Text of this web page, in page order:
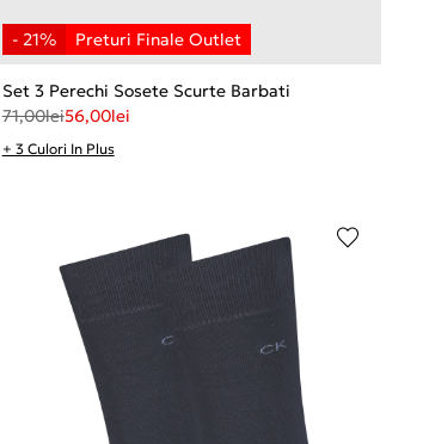
Set 3 Perechi Sosete Scurte Barbati
71,00lei56,00lei
+ 3 Culori In Plus